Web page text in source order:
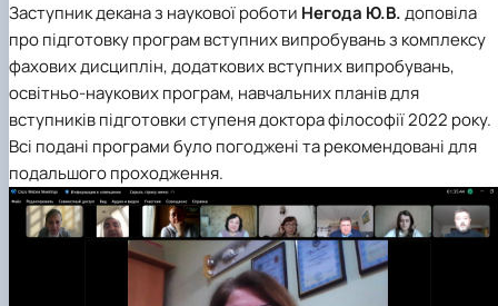
Заступник декана з наукової роботи Негода Ю.В.доповіла
про підготовку програм вступних випробувань з комплексу
фахових дисциплін, додаткових вступних випробувань,
освітньо-наукових програм, навчальних планів для
вступників підготовки ступеня доктора філософії 2022 року.
Всі подані програми було погоджені та рекомендовані для
подальшого проходження.